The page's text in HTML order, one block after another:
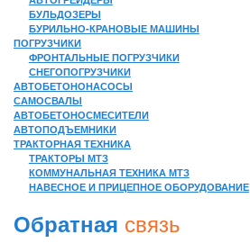
БУЛЬДОЗЕРЫ
БУРИЛЬНО-КРАНОВЫЕ МАШИНЫ
ПОГРУЗЧИКИ
ФРОНТАЛЬНЫЕ ПОГРУЗЧИКИ
СНЕГОПОГРУЗЧИКИ
АВТОБЕТОНОНАСОСЫ
САМОСВАЛЫ
АВТОБЕТОНОСМЕСИТЕЛИ
АВТОПОДЪЕМНИКИ
ТРАКТОРНАЯ ТЕХНИКА
ТРАКТОРЫ МТЗ
КОММУНАЛЬНАЯ ТЕХНИКА МТЗ
НАВЕСНОЕ И ПРИЦЕПНОЕ ОБОРУДОВАНИЕ
Обратная связь